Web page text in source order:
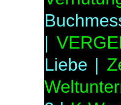
Liebe |